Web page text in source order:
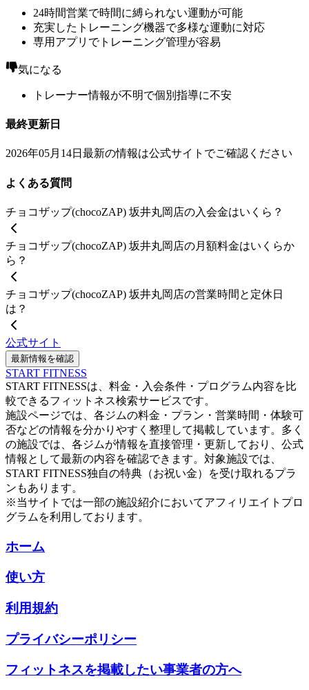
24時間営業で時間に縛られない運動が可能
充実したトレーニング機器で多様な運動に対応
専用アプリでトレーニング管理が容易
気になる
トレーナー情報が不明で個別指導に不安
最終更新日
2026年05月14日 最新の情報は公式サイトでご確認ください
よくある質問
チョコザップ(chocoZAP) 坂井丸岡店の入会金はいくら？
チョコザップ(chocoZAP) 坂井丸岡店の月額料金はいくらか
ら？
チョコザップ(chocoZAP) 坂井丸岡店の営業時間と定休日
は？
公式サイト
最新情報を確認
START FITNESS
START FITNESSは、料金・入会条件・プログラム内容を比
較できるフィットネス検索サービスです。
施設ページでは、各ジムの料金・プラン・営業時間・体験可
否などの情報を分かりやすく整理して掲載しています。多く
の施設では、各ジムが情報を直接管理・更新しており、公式
情報として最新の内容を確認できます。対象施設では、
START FITNESS独自の特典（お祝い金）を受け取れるプラ
ンもあります。
※当サイトでは一部の施設紹介においてアフィリエイトプロ
グラムを利用しております。
ホーム
使い方
利用規約
プライバシーポリシー
フィットネスを掲載したい事業者の方へ